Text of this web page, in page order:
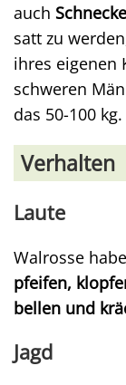
auch
satt zu
ihres eigenen
schweren
das 50-100 kg.
Verhalten
Laute
Walrosse
pfeifen,
bellen und
Jagd